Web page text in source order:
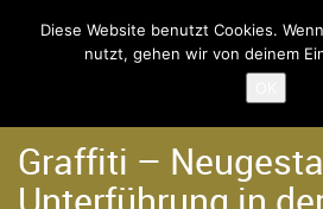
Angebote Hip Hop Projekte
Graffiti –
Diese Website benutzt Cookies.
nutzt, gehen wir von deinem